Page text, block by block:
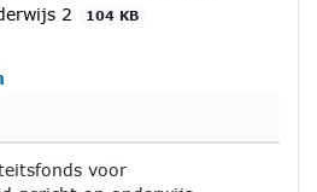
2
104 KB
voor